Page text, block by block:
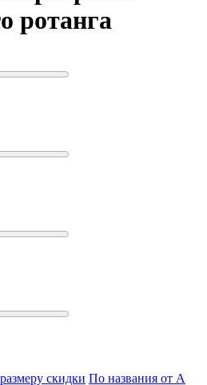
ротанга
скидки По названия от А